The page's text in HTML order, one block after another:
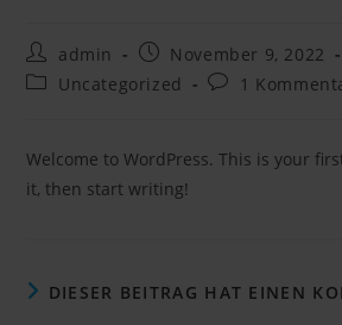
Beitrags-
Autor:
admin
Beitrag
veröffentlicht:
November 9, 2022
Beitrags-
Uncategorized
Beitrags-
1
Welcome to WordPress. This is your
it, then start writing!
DIESER BEITRAG HAT EINEN